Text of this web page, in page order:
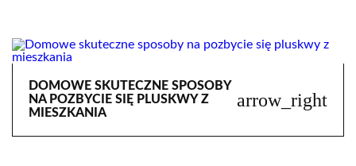
DOMOWE SKUTECZNE SPOSOBY
NA POZBYCIE SIĘ PLUSKWY Z
MIESZKANIA
arrow_right